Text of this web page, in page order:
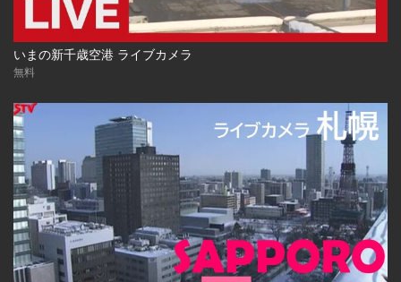
いまの新千歳空港 ライブカメラ
無料